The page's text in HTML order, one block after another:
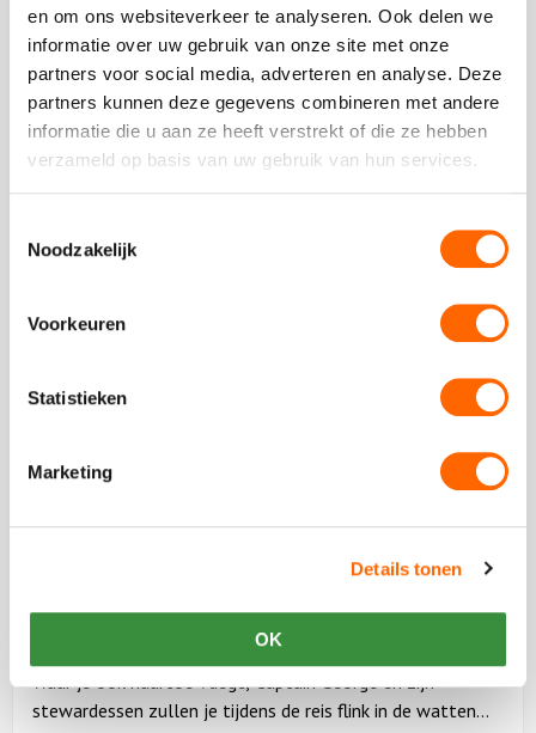
en om ons websiteverkeer te analyseren. Ook delen we
informatie over uw gebruik van onze site met onze
partners voor social media, adverteren en analyse. Deze
partners kunnen deze gegevens combineren met andere
informatie die u aan ze heeft verstrekt of die ze hebben
verzameld op basis van uw gebruik van hun services.
Noodzakelijk
Voorkeuren
Statistieken
Marketing
Details tonen
OK
Heintje zong niet voor niets uit volle borst: ‘Ik hou van
Holland, landje aan de Zuiderzeeee….” Denk je aan
Holland dan denk je aan molens, tulpen, klompen en kaas.
Maar ook aan Hollandse sfeer en gezelligheid.
Bekijk
the
dinnershow maak je een wereldreis om nooit te vergeten!
Waar je ook naartoe vliegt, Captain George en zijn
stewardessen zullen je tijdens de reis flink in de watten